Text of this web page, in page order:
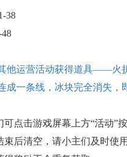
38
他运营活动获得道具——火折
成一条线，冰块完全消失，
点击游戏屏幕上方“活动”
束后清空，请小主们及时使